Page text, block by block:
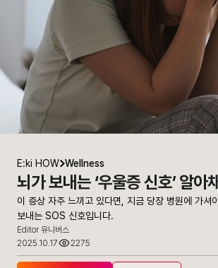
E:ki HOW Wellness
뇌가 보내는 ‘우울증 신호’ 알아
이 증상 자주 느끼고 있다면, 지금 당장 병원에 가셔
보내는 SOS 신호입니다.
Editor 유니버스
2025.10.17
2275